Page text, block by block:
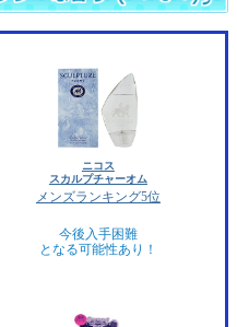
ニコス
スカルプチャーオム
メンズランキング5位
今後入手困難
となる可能性あり！